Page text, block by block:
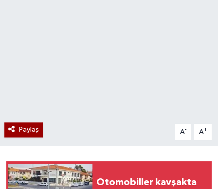
Paylaş A- A+
Otomobiller kavşakta